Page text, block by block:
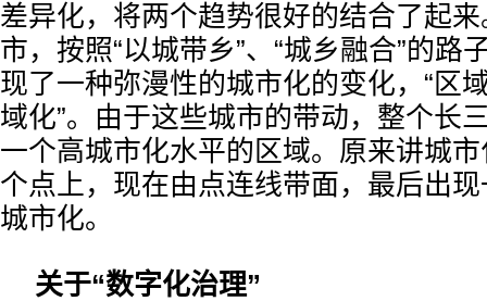
差异化，将两个趋势很好的结合了起
市，按照“以城带乡”、“城乡融合”的路
现了一种弥漫性的城市化的变化，“区
域化”。由于这些城市的带动，整个长
一个高城市化水平的区域。原来讲城
个点上，现在由点连线带面，最后出
城市化。
关于“数字化治理”